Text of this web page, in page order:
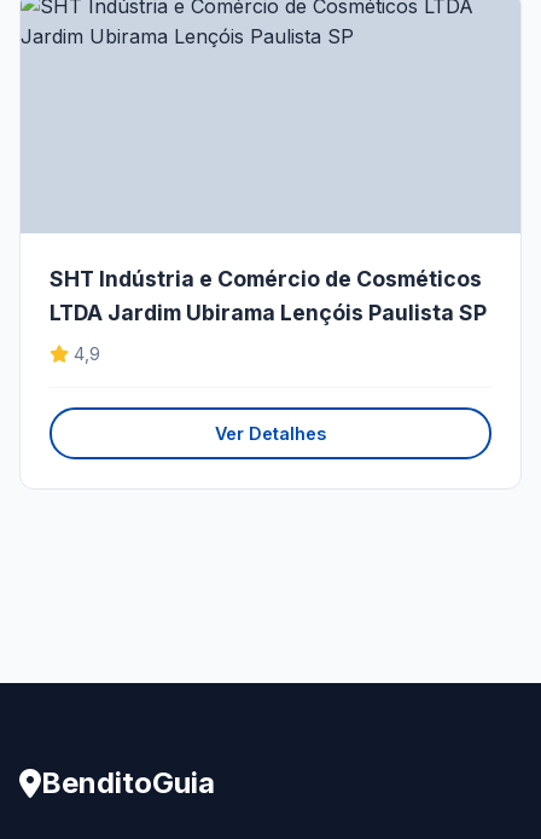
SHT Indústria e Comércio de Cosméticos
LTDA Jardim Ubirama Lençóis Paulista SP
4,9
Ver Detalhes
BenditoGuia